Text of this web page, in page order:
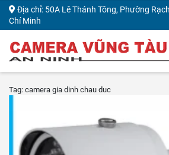
Địa chỉ: 50A Lê Thánh Tông, Phường
Chí Minh
Tag: camera gia dinh chau duc